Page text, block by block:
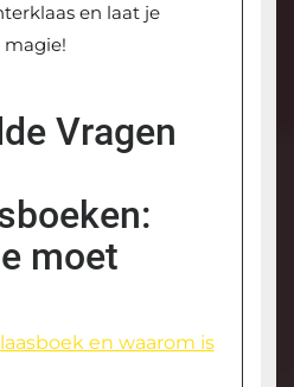
en laat je
magie!
Vragen
moet
en waarom is